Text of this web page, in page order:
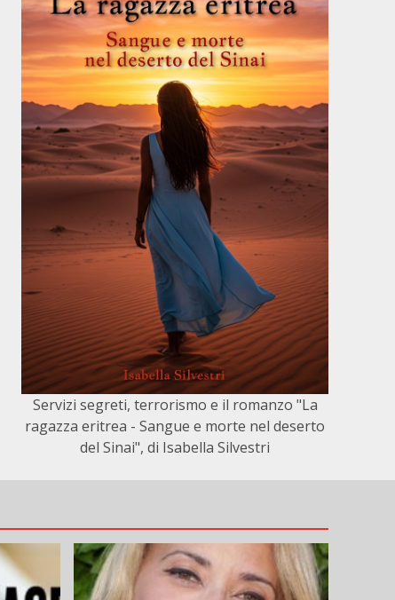
Servizi segreti, terrorismo e il romanzo "La
ragazza eritrea - Sangue e morte nel deserto
del Sinai", di Isabella Silvestri